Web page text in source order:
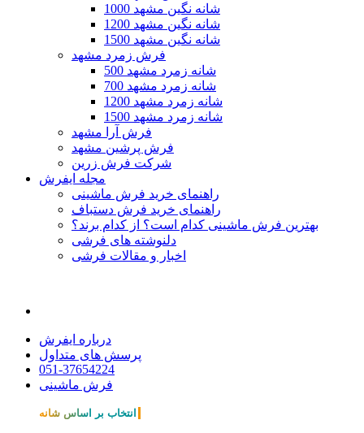
1000 شانه نگین مشهد
1200 شانه نگین مشهد
1500 شانه نگین مشهد
فرش زمرد مشهد
500 شانه زمرد مشهد
700 شانه زمرد مشهد
1200 شانه زمرد مشهد
1500 شانه زمرد مشهد
فرش آرا مشهد
فرش پرشین مشهد
شرکت فرش زرین
مجله ایفرش
راهنمای خرید فرش ماشینی
راهنمای خرید فرش دستباف
بهترین فرش ماشینی کدام است؟ از کدام برند؟
دلنوشته های فرشی
اخبار و مقالات فرشی
درباره ایفرش
پرسش های متداول
051-37654224
فرش ماشینی
انتخاب بر اساس شانه